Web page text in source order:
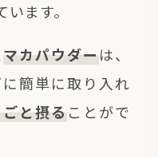
ます。
マカパウダーは、
簡単に取り入れ
と摂ることがで